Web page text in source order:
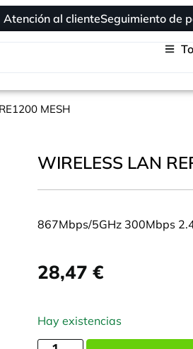
Atención al clienteSeguimiento de
MESH
WIRELESS LAN
867Mbps/5GHz 300Mbps
28,47 €
Hay existencias